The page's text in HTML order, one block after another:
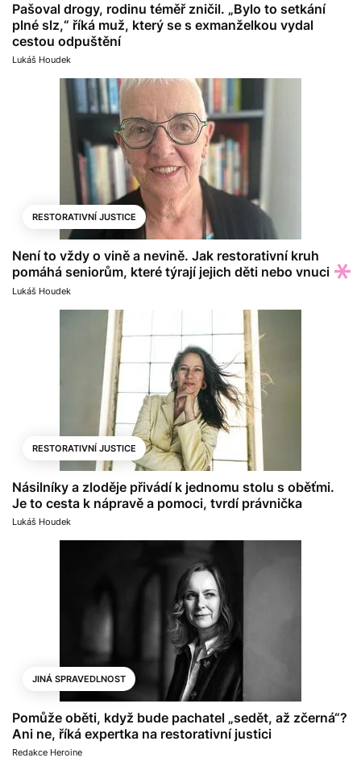
Pašoval drogy, rodinu téměř zničil. „Bylo to setkání
plné slz,“ říká muž, který se s exmanželkou vydal
cestou odpuštění
Lukáš Houdek
RESTORATIVNÍ JUSTICE
Není to vždy o vině a nevině. Jak restorativní kruh
pomáhá seniorům, které týrají jejich děti nebo vnuci
Lukáš Houdek
RESTORATIVNÍ JUSTICE
Násilníky a zloděje přivádí k jednomu stolu s oběťmi.
Je to cesta k nápravě a pomoci, tvrdí právnička
Lukáš Houdek
JINÁ SPRAVEDLNOST
Pomůže oběti, když bude pachatel „sedět, až zčerná“?
Ani ne, říká expertka na restorativní justici
Redakce Heroine